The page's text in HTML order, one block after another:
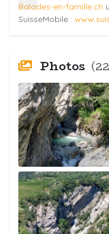
Balades-en-famille.ch
SuisseMobile :
Photos